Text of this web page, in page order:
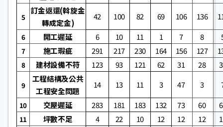
5
訂金返還(斡旋金
轉成定金)
42 100 82 69 106 136
6 開工遲延 6 10 11 1 7 8
7 施工瑕疵 291 217 230 164 156 127
8 建材設備不符 123 93 121 62 31 28
9
工程結構及公共
工程安全問題
14 13 11 3 47 3
10 交屋遲延 283 181 183 132 73 60
11 坪數不足 4 22 10 12 12 12